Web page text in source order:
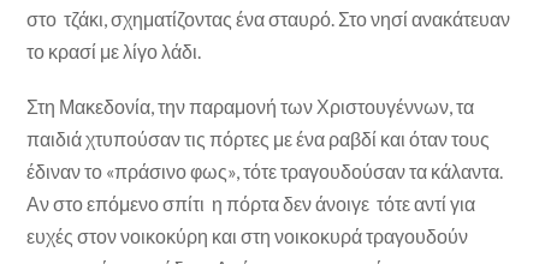
στο τζάκι, σχηματίζοντας ένα σταυρό. Στο νησί ανακάτευαν
το κρασί με λίγο λάδι.
Στη Μακεδονία, την παραμονή των Χριστουγέννων, τα
παιδιά χτυπούσαν τις πόρτες με ένα ραβδί και όταν τους
έδιναν το «πράσινο φως», τότε τραγουδούσαν τα κάλαντα.
Αν στο επόμενο σπίτι η πόρτα δεν άνοιγε τότε αντί για
ευχές στον νοικοκύρη και στη νοικοκυρά τραγουδούν